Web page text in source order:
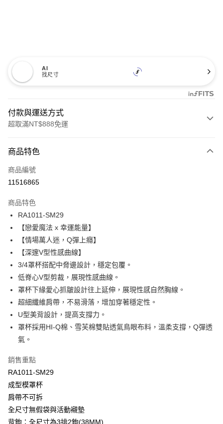
AI
找尺寸
付款與運送方式
超取滿NT$888免運
信用卡一次付款
信用卡分期付款
合作金庫商業銀行
華南商業銀行
上海商業儲蓄銀行
國泰世華商業銀行
臺灣中小企業銀行
匯豐（台灣）商業銀行
聯邦商業銀行
遠東國際商業銀行
元大商業銀行
玉山商業銀行
星展（台灣）商業銀行
台新國際商業銀行
中國信託商業銀行
台灣樂天信用卡公司
LINE Pay
Apple Pay
悠遊付
AFTEE先享後付
相關說明
【關於「AFTEE先享後付」】
AFTEE先享後付是「在收到商品之後才付款」的支付方式。 讓您購物簡單
便利好安心！
２．便利：只要手機號碼，簡訊認證，即可結帳。
３．安心：先確認商品／服務後，再付款。
【「AFTEE先享後付」結帳流程】
１．於結帳方式選擇「AFTEE先享後付」後，將跳轉至「AFTEE先享後付」
結帳頁面，進行簡訊認證並確認金額後，即可完成結帳。
運送方式
全家取貨付款$888免運-以PackAge+配客嘉循環箱包裝寄出
每筆NT$90，滿NT$888(含以上)免運費
付款後全家取貨$888免運-以PackAge+配客嘉循環箱包裝寄出
每筆NT$90，滿NT$888(含以上)免運費
商品特色
商品編號
11516865
商品特色
RA1011-SM29
【戀愛魔法 x 幸運能量】
【情場萬人迷，Q彈上癮】
【深邃V型性感曲線】
3/4罩杯搭配中脅邊設計，穩定包覆。
低脊心V型剪裁，展現性感曲線。
罩杯下緣愛心抓皺設計往上延伸，展現性感自然胸線。
超細纖維肩帶，不易滑落，增加穿著穩定性。
U型美背設計，提高支撐力。
罩杯採用HI-Q棉、雪芙棉雙貼透氣鳥眼布料，溫柔支撐，Q彈透
氣。
銷售重點
RA1011-SM29
成型模罩杯
肩帶不可拆
全尺寸無假袋與活動襯墊
背鉤：全尺寸為3排2鉤(38MM)